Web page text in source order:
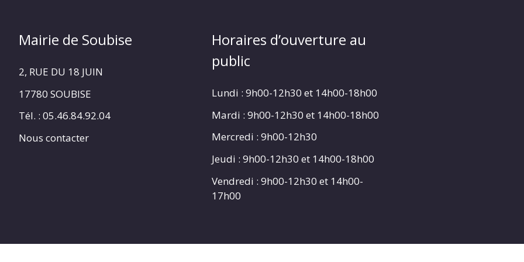
Mairie de Soubise
2, RUE DU 18 JUIN
17780 SOUBISE
Tél. : 05.46.84.92.04
Nous contacter
Horaires d’ouverture au
public
Lundi : 9h00-12h30 et 14h00-18h00
Mardi : 9h00-12h30 et 14h00-18h00
Mercredi : 9h00-12h30
Jeudi : 9h00-12h30 et 14h00-18h00
Vendredi : 9h00-12h30 et 14h00-
17h00